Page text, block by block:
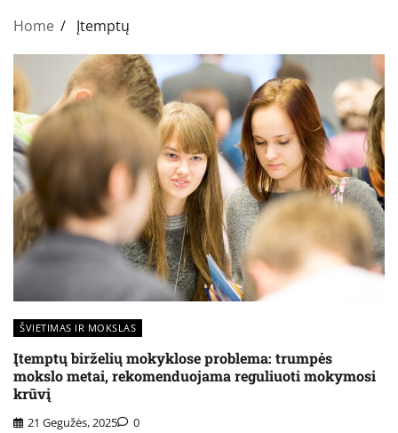
Home Įtemptų
ŠVIETIMAS IR MOKSLAS
Įtemptų birželių mokyklose problema: trumpės
mokslo metai, rekomenduojama reguliuoti mokymosi
krūvį
21 Gegužės, 2025 0